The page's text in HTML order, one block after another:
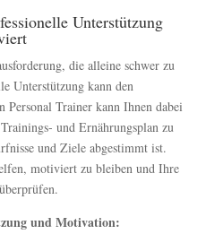
Unterstützung
die alleine schwer zu
Unterstützung kann den
Personal Trainer kann Ihnen dabei
und Ernährungsplan zu
und Ziele abgestimmt ist.
motiviert zu bleiben und Ihre
und Motivation: